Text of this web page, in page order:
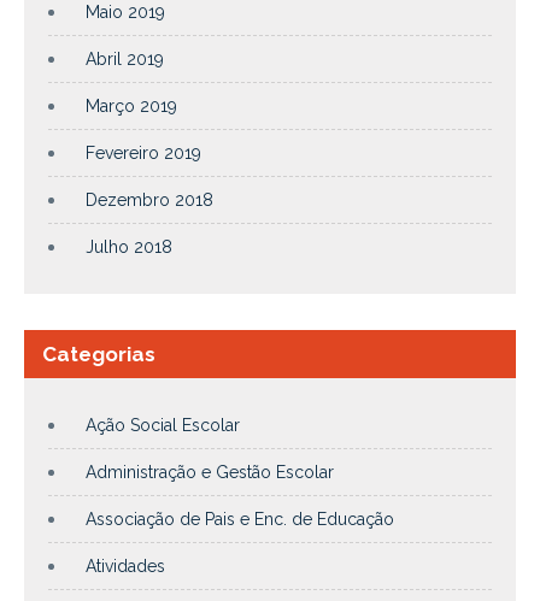
Maio 2019
Abril 2019
Março 2019
Fevereiro 2019
Dezembro 2018
Julho 2018
Categorias
Ação Social Escolar
Administração e Gestão Escolar
Associação de Pais e Enc. de Educação
Atividades